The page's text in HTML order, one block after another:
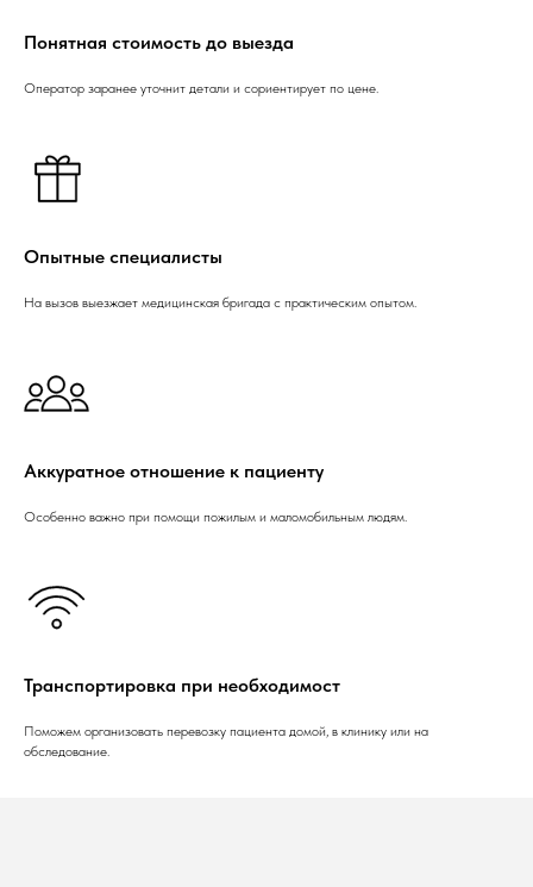
Понятная стоимость до выезда
Оператор заранее уточнит детали и сориентирует по цене.
Опытные специалисты
На вызов выезжает медицинская бригада с практическим опытом.
Аккуратное отношение к пациенту
Особенно важно при помощи пожилым и маломобильным людям.
Транспортировка при необходимост
Поможем организовать перевозку пациента домой, в клинику или на
обследование.